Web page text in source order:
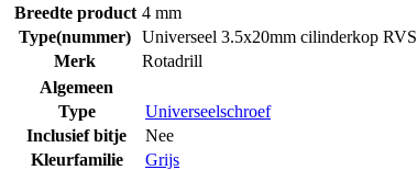
Breedte product 4 mm
Type(nummer) Universeel 3.5x20mm cilinderkop RVS
Merk
Rotadrill
Algemeen
Type
Universeelschroef
Inclusief bitje
Nee
Kleurfamilie
Grijs